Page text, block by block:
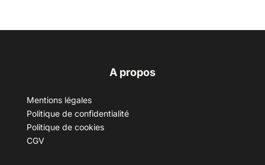
A propos
Mentions légales
Politique de confidentialité
Politique de cookies
CGV